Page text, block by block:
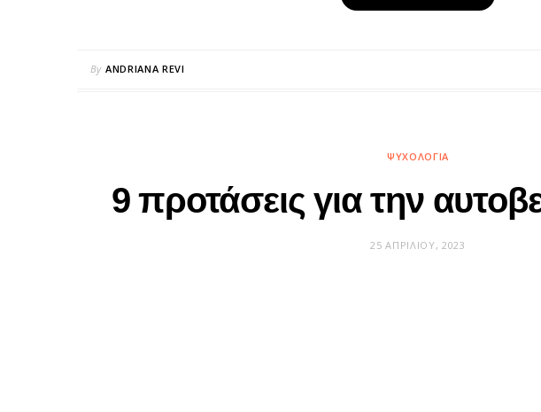
By ANDRIANA REVI
ΨΥΧΟΛΟΓΊΑ
9 προτάσεις για την
25 ΑΠΡΙΛΊΟΥ, 2023